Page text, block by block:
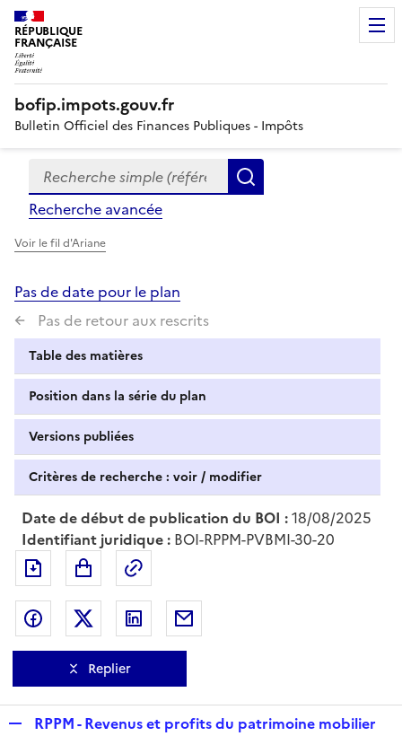
RÉPUBLIQUE
FRANÇAISE
bofip.impots.gouv.fr
Bulletin Officiel des Finances Publiques - Impôts
Formulaire
de
recherche
Recherche simple (références, mots clés, partie du
Recherche avancée
Voir le fil d'Ariane
Pas de date pour le plan
Pas de retour aux rescrits
Table des matières
Position dans la série du plan
Versions publiées
Critères de recherche : voir / modifier
Date de début de publication du BOI :18/08/2025
Identifiant juridique : BOI-RPPM-PVBMI-30-20
Exporter le document au format pdf
Partager sur Facebook
Partager sur Twitter
Partager sur LinkedIn
Replier
RPPM - Revenus et profits du patrimoine mobilier